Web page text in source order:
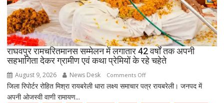
राघवपुर रामचरितमानस सम्मेलन में लगातार 42 वर्षों तक अपनी
सहभागिता देकर ग्रामीण एवं कथा प्रेमियों के रहे चहेते
August 9, 2026 News Desk Comments Offon
राघवपुर
जिला रिपोर्टर रोहित मिश्रा रायबरेली धारा लक्ष्य समाचार पत्र रायबरेली। जनपद में
अपनी ओजस्वी वाणी रामायण...